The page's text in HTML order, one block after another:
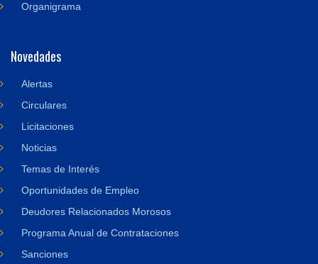
Organigrama
Novedades
Alertas
Circulares
Licitaciones
Noticias
Temas de Interés
Oportunidades de Empleo
Deudores Relacionados Morosos
Programa Anual de Contrataciones
Sanciones